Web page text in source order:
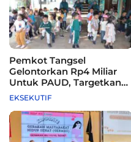
Pemkot Tangsel
Gelontorkan Rp4 Miliar
Untuk PAUD, Targetkan
115 Sekolah
EKSEKUTIF